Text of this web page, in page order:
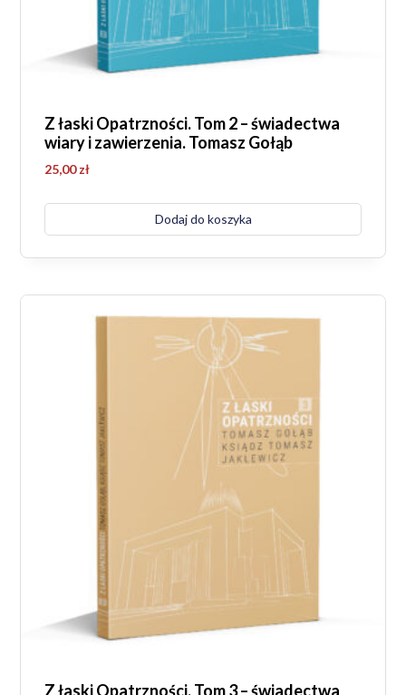
Z łaski Opatrzności. Tom 2 – świadectwa
wiary i zawierzenia. Tomasz Gołąb
25,00zł
Dodaj do koszyka
Z łaski Opatrzności. Tom 3 – świadectwa